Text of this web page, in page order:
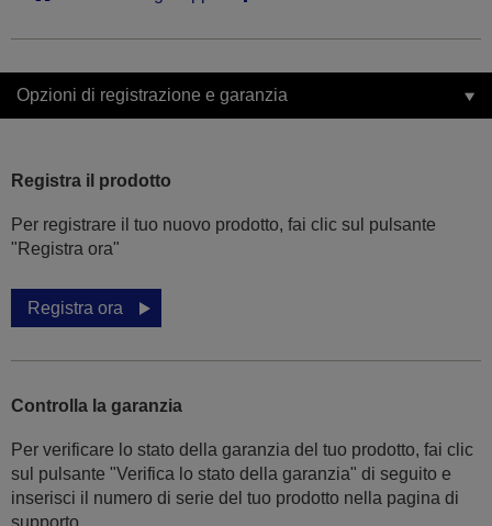
Opzioni di registrazione e garanzia
Registra il prodotto
Per registrare il tuo nuovo prodotto, fai clic sul pulsante
"Registra ora"
Registra ora
Controlla la garanzia
Per verificare lo stato della garanzia del tuo prodotto, fai clic
sul pulsante "Verifica lo stato della garanzia" di seguito e
inserisci il numero di serie del tuo prodotto nella pagina di